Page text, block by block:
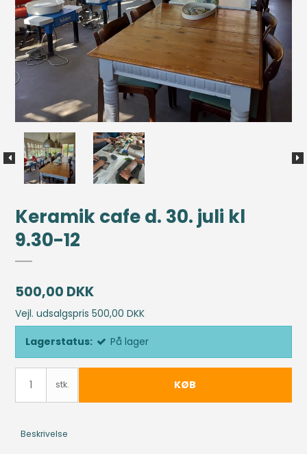
Keramik cafe d. 30. juli kl
9.30-12
500,00 DKK
Vejl. udsalgspris 500,00 DKK
Lagerstatus: På lager
stk. KØB
Beskrivelse